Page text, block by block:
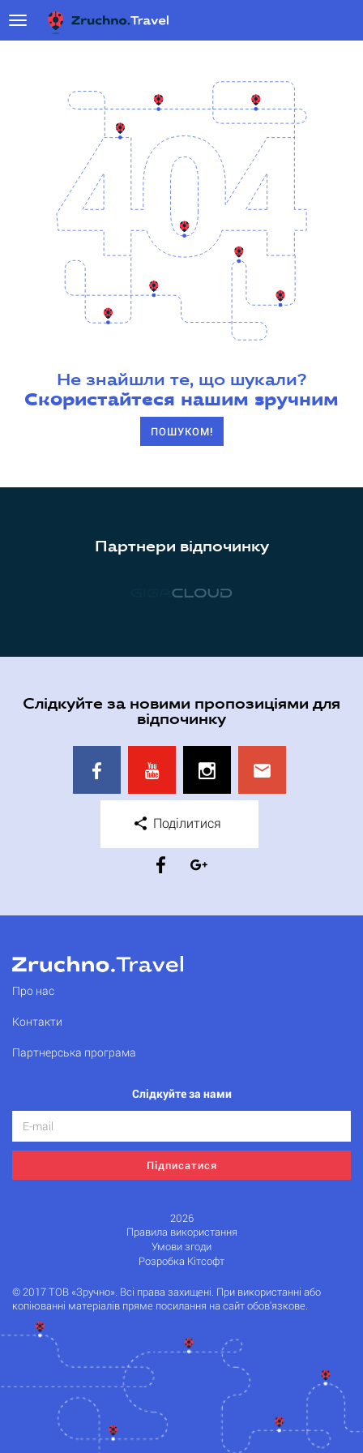
Не знайшли те, що шукали?
Скористайтеся нашим зручним
ПОШУКОМ!
Партнери відпочинку
Слідкуйте за новими пропозиціями для
відпочинку
Поділитися
Про нас
Контакти
Партнерська програма
Слідкуйте за нами
Підписатися
2026
Правила використання
Умови згоди
Розробка Кітсофт
© 2017 ТОВ «Зручно». Всі права захищені. При використанні або
копіюванні матеріалів пряме посилання на сайт обов'язкове.